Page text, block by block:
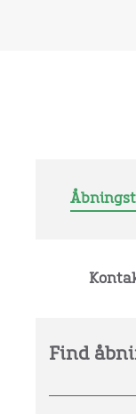
Find